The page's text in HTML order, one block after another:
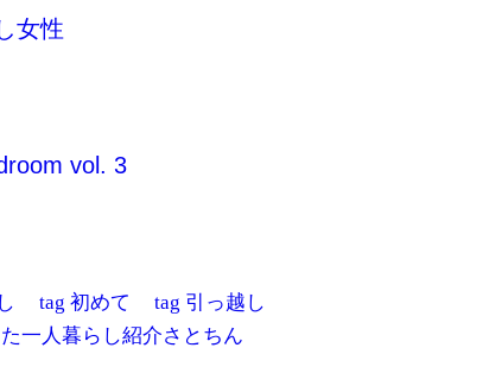
女性
vol. 3
tag 初めて tag 引っ越し
一人暮らし紹介さとちん